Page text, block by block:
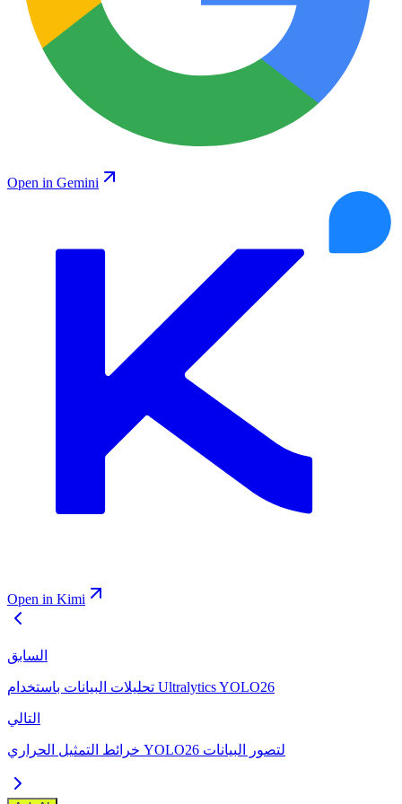
Open in Gemini
Open in Kimi
السابق
تحليلات البيانات باستخدام Ultralytics YOLO26
التالي
خرائط التمثيل الحراري YOLO26 لتصور البيانات